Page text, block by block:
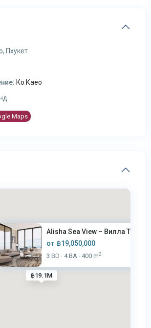
Пхукет
Ко Каео
Maps
฿19.1M
Alisha Sea View – Вилла Type
от ฿19,050,000
3 BD · 4 BA · 400 m2